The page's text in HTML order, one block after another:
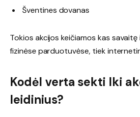
Šventines dovanas
Tokios akcijos keičiamos kas
fizinėse parduotuvėse, tiek
Kodėl verta sekti Iki
leidinius?